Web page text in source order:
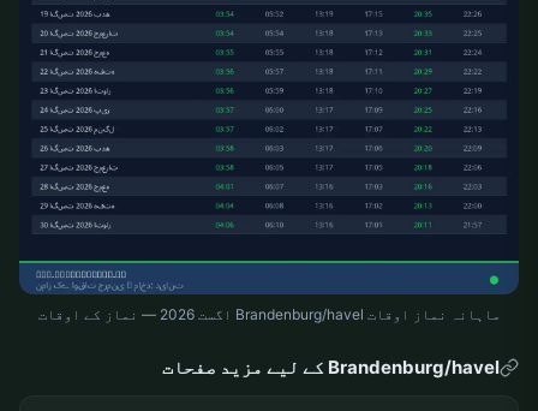
ماہانہ نماز اوقات Brandenburg/havel اگست 2026 — نماز کے اوقات
Brandenburg/havel کے لیے مزید صفحات